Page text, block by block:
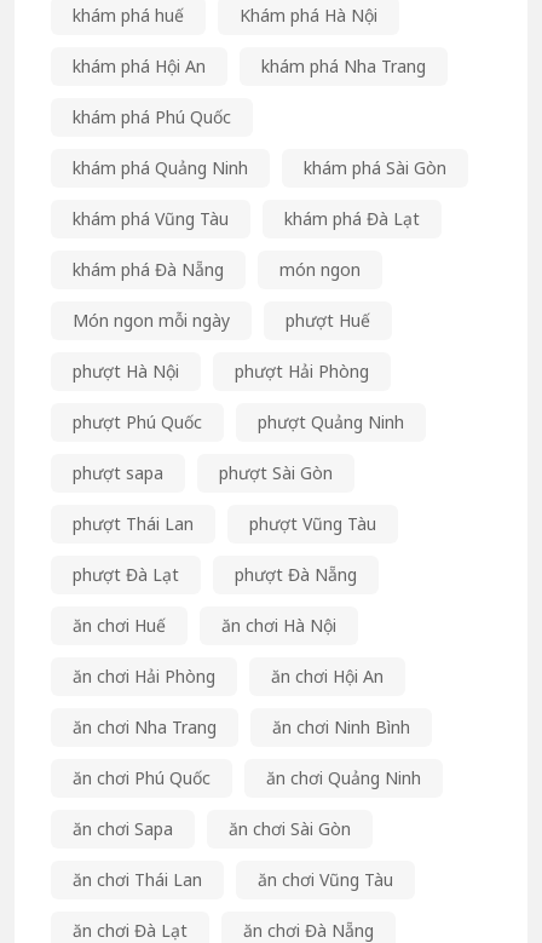
khám phá huế Khám phá Hà Nội
khám phá Hội An khám phá Nha Trang
khám phá Phú Quốc
khám phá Quảng Ninh khám phá Sài Gòn
khám phá Vũng Tàu khám phá Đà Lạt
khám phá Đà Nẵng món ngon
Món ngon mỗi ngày phượt Huế
phượt Hà Nội phượt Hải Phòng
phượt Phú Quốc phượt Quảng Ninh
phượt sapa phượt Sài Gòn
phượt Thái Lan phượt Vũng Tàu
phượt Đà Lạt phượt Đà Nẵng
ăn chơi Huế ăn chơi Hà Nội
ăn chơi Hải Phòng ăn chơi Hội An
ăn chơi Nha Trang ăn chơi Ninh Bình
ăn chơi Phú Quốc ăn chơi Quảng Ninh
ăn chơi Sapa ăn chơi Sài Gòn
ăn chơi Thái Lan ăn chơi Vũng Tàu
ăn chơi Đà Lạt ăn chơi Đà Nẵng